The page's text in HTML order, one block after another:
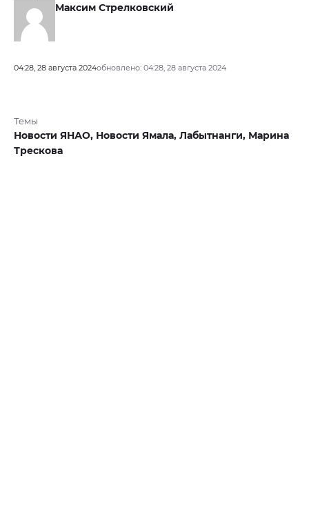
Максим Стрелковский
04:28, 28 августа 2024обновлено: 04:28, 28 августа 2024
Темы
Новости ЯНАО, Новости Ямала, Лабытнанги, Марина
Трескова